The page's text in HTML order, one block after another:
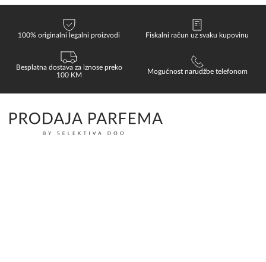
100% originalni legalni proizvodi Fiskalni račun uz svaku kupovinu
Besplatna dostava za iznose preko
100 KM
Mogućnost narudžbe telefonom